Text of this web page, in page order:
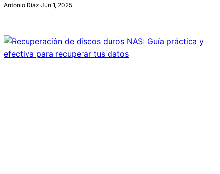
Antonio Díaz·Jun 1, 2025